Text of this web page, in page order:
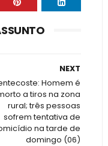
NEXT
Homem é
a tiros na zona
rural; três pessoas
sofrem tentativa de
na tarde de
domingo (06)